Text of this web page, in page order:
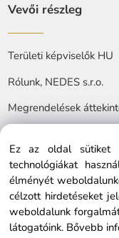
Vevői részleg
Területi képviselők HU
Rólunk, NEDES s.r.o.
Megrendelések
© Copyright ©
Ez az oldal sütiket
technológiákat
élményét
célzott hirdetéseket
weboldalunk
látogatóink. Bővebb